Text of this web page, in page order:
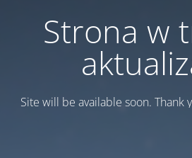
Strona w
Site will be available soon. Thank